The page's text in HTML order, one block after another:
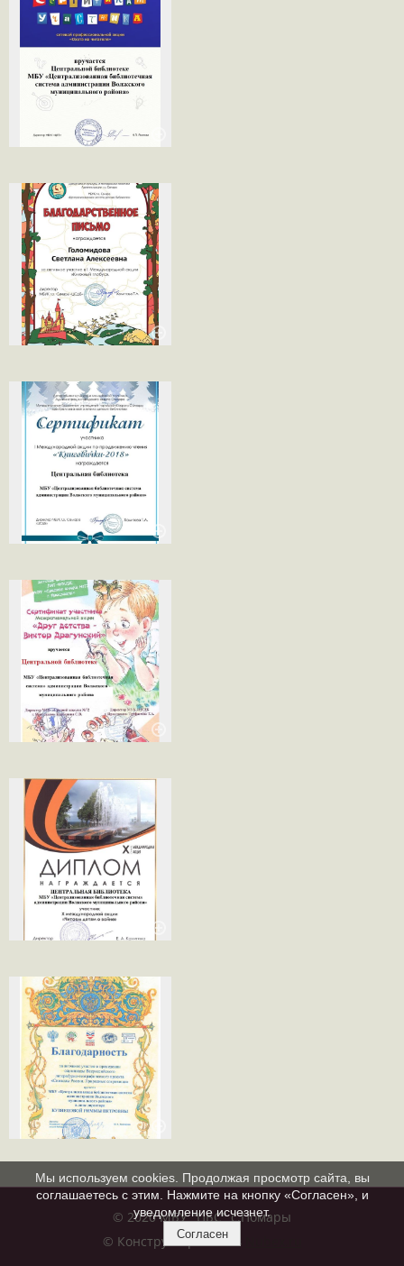
© 2020 МБУ "ЦБС" с.Помары
© Конструктор сайтов
Мы используем cookies. Продолжая просмотр сайта, вы
соглашаетесь с этим. Нажмите на кнопку «Согласен», и
уведомление исчезнет.
Согласен